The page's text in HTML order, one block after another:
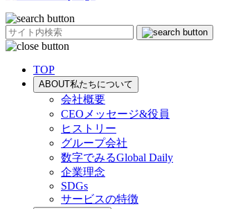
TOP
ABOUT私たちについて
会社概要
CEOメッセージ&役員
ヒストリー
グループ会社
数字でみるGlobal Daily
企業理念
SDGs
サービスの特徴